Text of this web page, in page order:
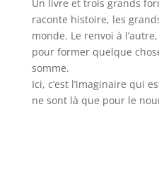
Un livre et trois grands
raconte histoire, les
monde. Le renvoi à
pour former quelque
somme.
Ici, c’est l’imaginaire qui
ne sont là que pour le